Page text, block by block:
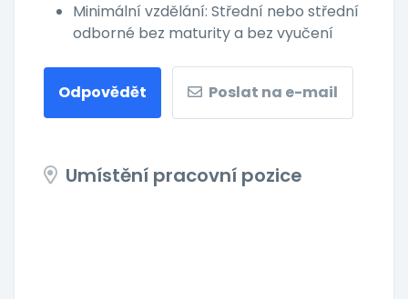
Minimální vzdělání: Střední nebo střední
odborné bez maturity a bez vyučení
Odpovědět Poslat na e-mail
Umístění pracovní pozice